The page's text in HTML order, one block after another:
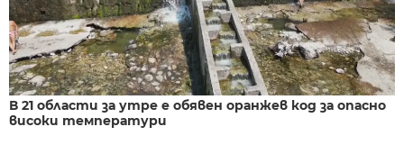
В 21 области за утре е обявен оранжев код за опасно
високи температури